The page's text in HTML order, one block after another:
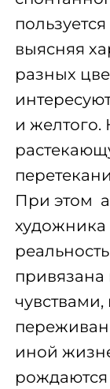
выясняя
разных
и желтого.
При этом
художника
привязана
иной
рождаются